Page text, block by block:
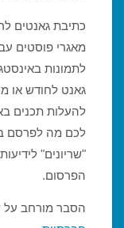
כתיבת גאנטים
מאגרי פוסטים
לתמונות
גאנט לחודש או
להעלות תכנים
לכם מה לפרסם
"שריונים"
הפרסום.
הסבר מורחב על